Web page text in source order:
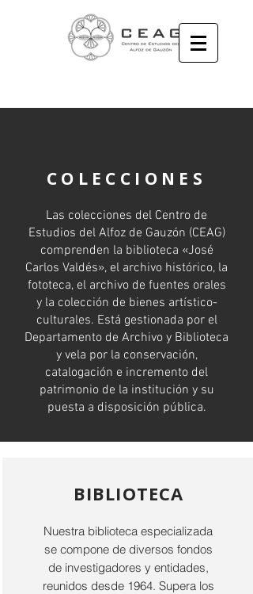
COLECCIONES
Las colecciones del Centro de
Estudios del Alfoz de Gauzón (CEAG)
comprenden la biblioteca «José
Carlos Valdés», el archivo histórico, la
fototeca, el archivo de fuentes orales
y la colección de bienes artístico-
culturales. Está gestionada por el
Departamento de Archivo y Biblioteca
y vela por la conservación,
catalogación e incremento del
patrimonio de la institución y su
puesta a disposición pública.
BIBLIOTECA
Nuestra biblioteca especializada
se compone de diversos fondos
de investigadores y entidades,
reunidos desde 1964. Supera los